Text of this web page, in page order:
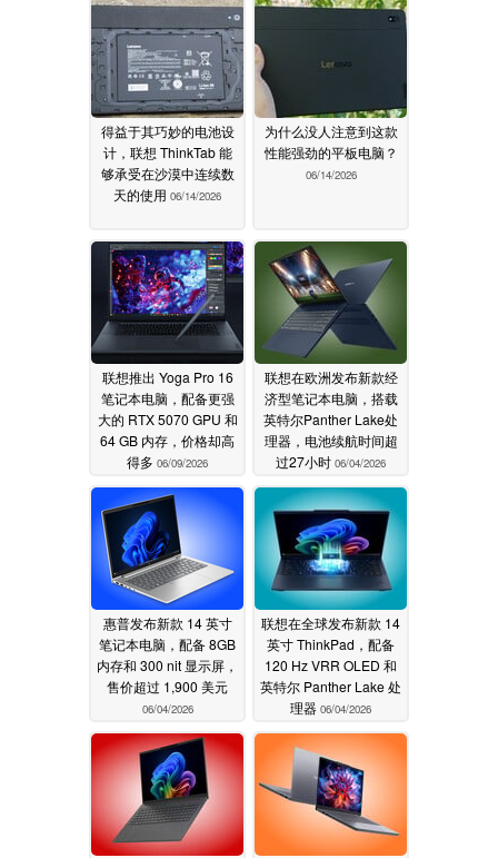
得益于其巧妙的电池设
计，联想 ThinkTab 能
够承受在沙漠中连续数
天的使用 06/14/2026
为什么没人注意到这款
性能强劲的平板电脑？
06/14/2026
联想推出 Yoga Pro 16
笔记本电脑，配备更强
大的 RTX 5070 GPU 和
64 GB 内存，价格却高
得多 06/09/2026
联想在欧洲发布新款经
济型笔记本电脑，搭载
英特尔Panther Lake处
理器，电池续航时间超
过27小时 06/04/2026
惠普发布新款 14 英寸
笔记本电脑，配备 8GB
内存和 300 nit 显示屏，
售价超过 1,900 美元
06/04/2026
联想在全球发布新款 14
英寸 ThinkPad，配备
120 Hz VRR OLED 和
英特尔 Panther Lake 处
理器 06/04/2026